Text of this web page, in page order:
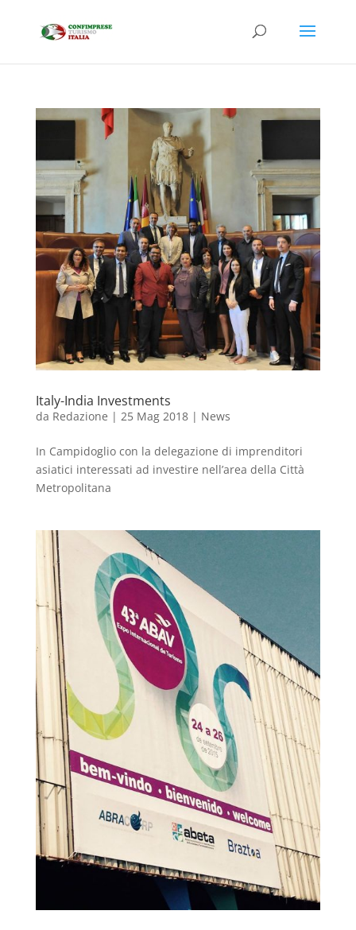
Italy-India Investments
da Redazione | 25 Mag 2018| News
In Campidoglio con la delegazione di imprenditori
asiatici interessati ad investire nell’area della Città
Metropolitana